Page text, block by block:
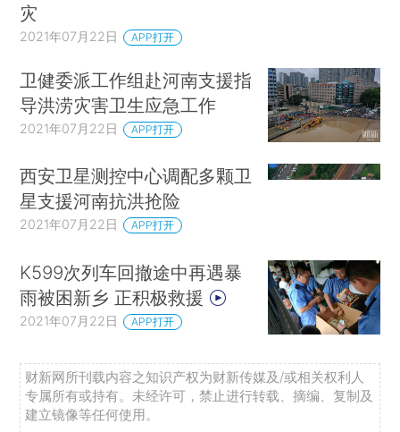
灾
2021年07月22日 APP打开
卫健委派工作组赴河南支援指
导洪涝灾害卫生应急工作
2021年07月22日 APP打开
西安卫星测控中心调配多颗卫
星支援河南抗洪抢险
2021年07月22日 APP打开
K599次列车回撤途中再遇暴
雨被困新乡 正积极救援
2021年07月22日 APP打开
财新网所刊载内容之知识产权为财新传媒及/或相关权利人
专属所有或持有。未经许可，禁止进行转载、摘编、复制及
建立镜像等任何使用。